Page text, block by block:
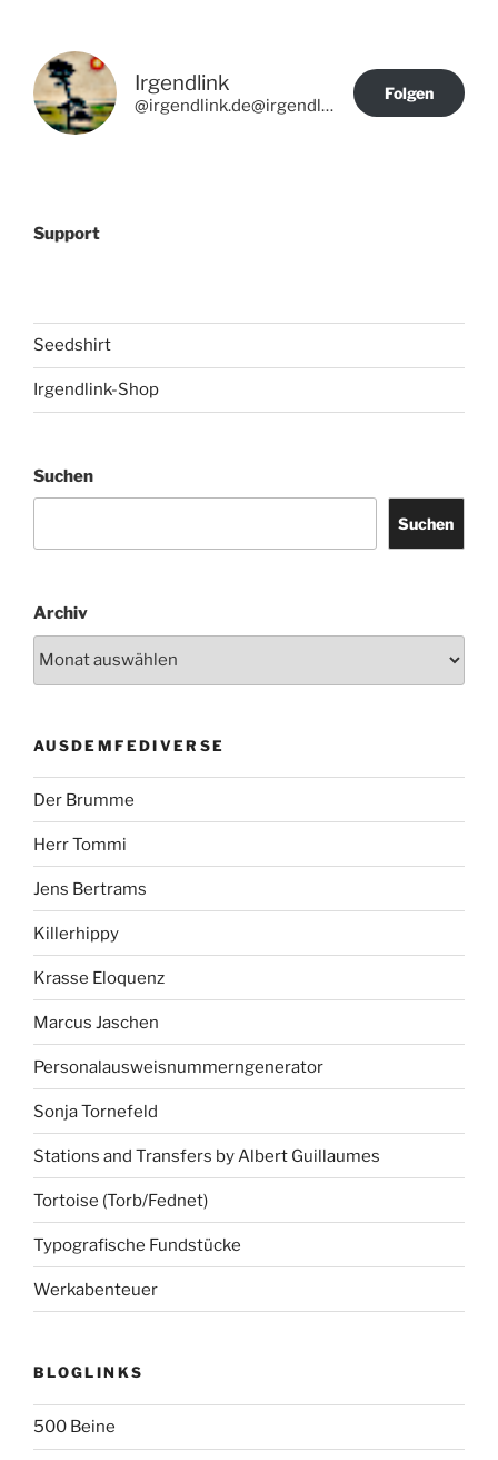
Irgendlink
@irgendlink.de@irgendlink.de
Folgen
Support
Seedshirt
Irgendlink-Shop
Suchen
Suchen
Archiv
AUSDEMFEDIVERSE
Der Brumme
Herr Tommi
Jens Bertrams
Killerhippy
Krasse Eloquenz
Marcus Jaschen
Personalausweisnummerngenerator
Sonja Tornefeld
Stations and Transfers by Albert Guillaumes
Tortoise (Torb/Fednet)
Typografische Fundstücke
Werkabenteuer
BLOGLINKS
500 Beine